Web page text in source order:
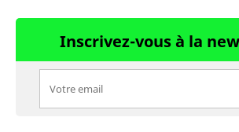
Inscrivez-vous à la